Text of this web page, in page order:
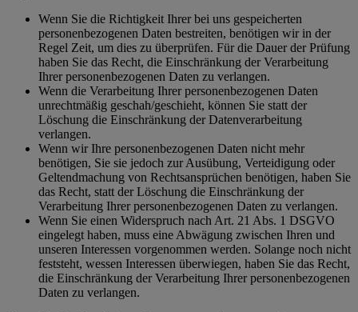
Wenn Sie die Richtigkeit Ihrer bei uns gespeicherten
personenbezogenen Daten bestreiten, benötigen wir in der
Regel Zeit, um dies zu überprüfen. Für die Dauer der Prüfung
haben Sie das Recht, die Einschränkung der Verarbeitung
Ihrer personenbezogenen Daten zu verlangen.
Wenn die Verarbeitung Ihrer personenbezogenen Daten
unrechtmäßig geschah/geschieht, können Sie statt der
Löschung die Einschränkung der Datenverarbeitung
verlangen.
Wenn wir Ihre personenbezogenen Daten nicht mehr
benötigen, Sie sie jedoch zur Ausübung, Verteidigung oder
Geltendmachung von Rechtsansprüchen benötigen, haben Sie
das Recht, statt der Löschung die Einschränkung der
Verarbeitung Ihrer personenbezogenen Daten zu verlangen.
Wenn Sie einen Widerspruch nach Art. 21 Abs. 1 DSGVO
eingelegt haben, muss eine Abwägung zwischen Ihren und
unseren Interessen vorgenommen werden. Solange noch nicht
feststeht, wessen Interessen überwiegen, haben Sie das Recht,
die Einschränkung der Verarbeitung Ihrer personenbezogenen
Daten zu verlangen.